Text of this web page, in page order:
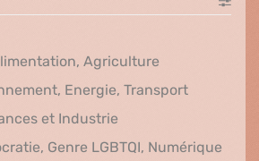
AgricultureBiodiversité,
Energie, TransportClimat,
et IndustrieEconomie, Finances
Genre LGBTQI, Numérique